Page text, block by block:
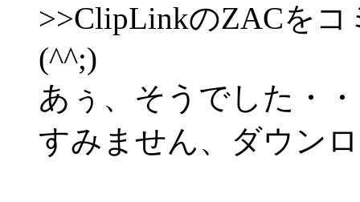
>>ClipLinkのZACを
(^^;)
あぅ、そうでした・
すみません、ダウン